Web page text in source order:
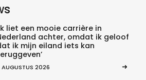
liet een mooie carrière in
achter, omdat ik geloof
ik mijn eiland iets kan
AUGUSTUS 2026